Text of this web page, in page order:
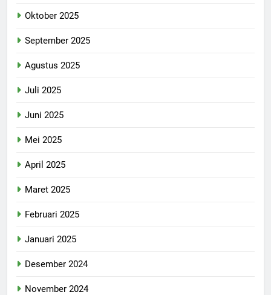
Oktober 2025
September 2025
Agustus 2025
Juli 2025
Juni 2025
Mei 2025
April 2025
Maret 2025
Februari 2025
Januari 2025
Desember 2024
November 2024